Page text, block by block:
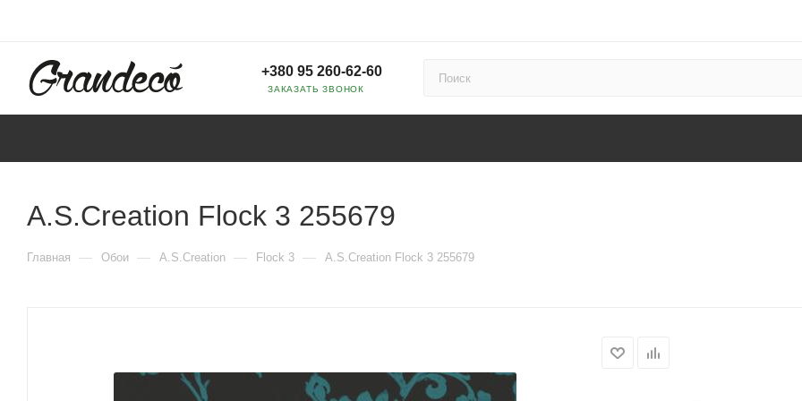
+380 95 260-62-60
ЗАКАЗАТЬ ЗВОНОК
A.S.Creation Flock 3 255679
Главная — Обои — A.S.Creation — Flock 3 — A.S.Creation Flock 3 255679